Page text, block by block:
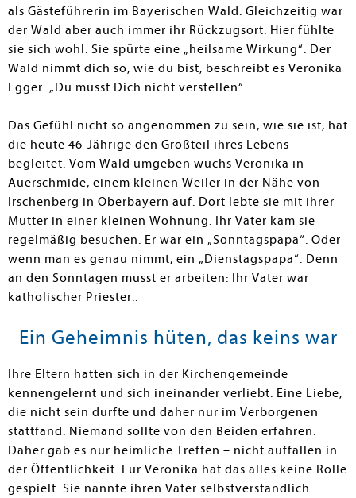
als Gästeführerin im Bayerischen Wald. Gleichzeitig war
der Wald aber auch immer ihr Rückzugsort. Hier fühlte
sie sich wohl. Sie spürte eine „heilsame Wirkung“. Der
Wald nimmt dich so, wie du bist, beschreibt es Veronika
Egger: „Du musst Dich nicht verstellen“.
Das Gefühl nicht so angenommen zu sein, wie sie ist, hat
die heute 46-Jährige den Großteil ihres Lebens
begleitet. Vom Wald umgeben wuchs Veronika in
Auerschmide, einem kleinen Weiler in der Nähe von
Irschenberg in Oberbayern auf. Dort lebte sie mit ihrer
Mutter in einer kleinen Wohnung. Ihr Vater kam sie
regelmäßig besuchen. Er war ein „Sonntagspapa“. Oder
wenn man es genau nimmt, ein „Dienstagspapa“. Denn
an den Sonntagen musst er arbeiten: Ihr Vater war
katholischer Priester..
Ein Geheimnis hüten, das keins war
Ihre Eltern hatten sich in der Kirchengemeinde
kennengelernt und sich ineinander verliebt. Eine Liebe,
die nicht sein durfte und daher nur im Verborgenen
stattfand. Niemand sollte von den Beiden erfahren.
Daher gab es nur heimliche Treffen – nicht auffallen in
der Öffentlichkeit. Für Veronika hat das alles keine Rolle
gespielt. Sie nannte ihren Vater selbstverständlich